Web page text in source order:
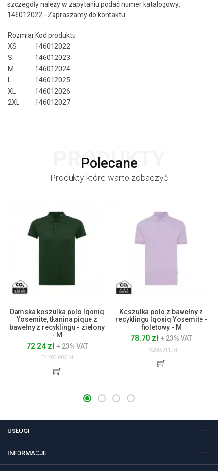
szczegóły należy w zapytaniu podać numer katalogowy:
146012022 - Zapraszamy do kontaktu.
Rozmiar Kod produktu
XS
146012022
S
146012023
M
146012024
146012025
XL
146012026
2XL
146012027
Polecane
PRODUKTY
Produkty które warto zobaczyć
Damska koszulka polo Iqoniq
Yosemite, tkanina pique z
bawełny z recyklingu - zielony
- M
72.24 zł + 23% VAT
T4200.005.M
Koszulka polo z bawełny z
recyklingu Iqoniq Yosemite -
fioletowy - M
78.70 zł + 23% VAT
T9200.011.M
USŁUGI
INFORMACJE